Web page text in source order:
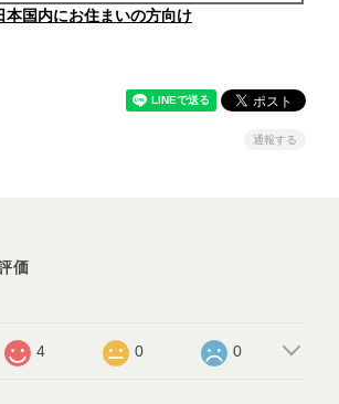
本国内にお住まいの方向け
通報する
価
4 0 0